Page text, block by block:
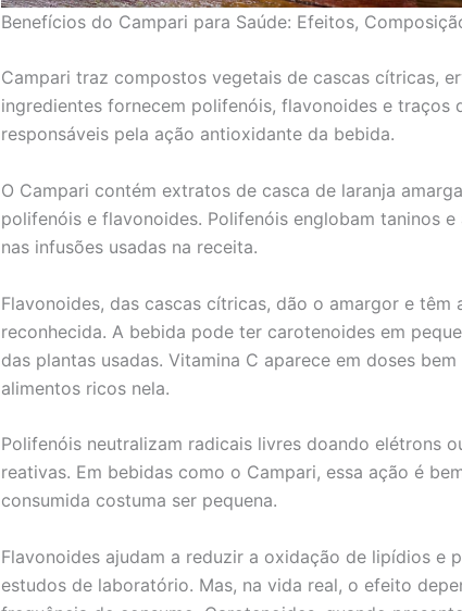
Benefícios do Campari para Saúde: Efeitos,
Campari traz compostos vegetais de cascas cítricas,
ingredientes fornecem polifenóis, flavonoides e traços
responsáveis pela ação antioxidante da bebida.
O Campari contém extratos de casca de laranja
polifenóis e flavonoides. Polifenóis englobam taninos
nas infusões usadas na receita.
Flavonoides, das cascas cítricas, dão o amargor e têm
reconhecida. A bebida pode ter carotenoides em
das plantas usadas. Vitamina C aparece em doses
alimentos ricos nela.
Polifenóis neutralizam radicais livres doando elétrons
reativas. Em bebidas como o Campari, essa ação é
consumida costuma ser pequena.
Flavonoides ajudam a reduzir a oxidação de lipídios e
estudos de laboratório. Mas, na vida real, o efeito